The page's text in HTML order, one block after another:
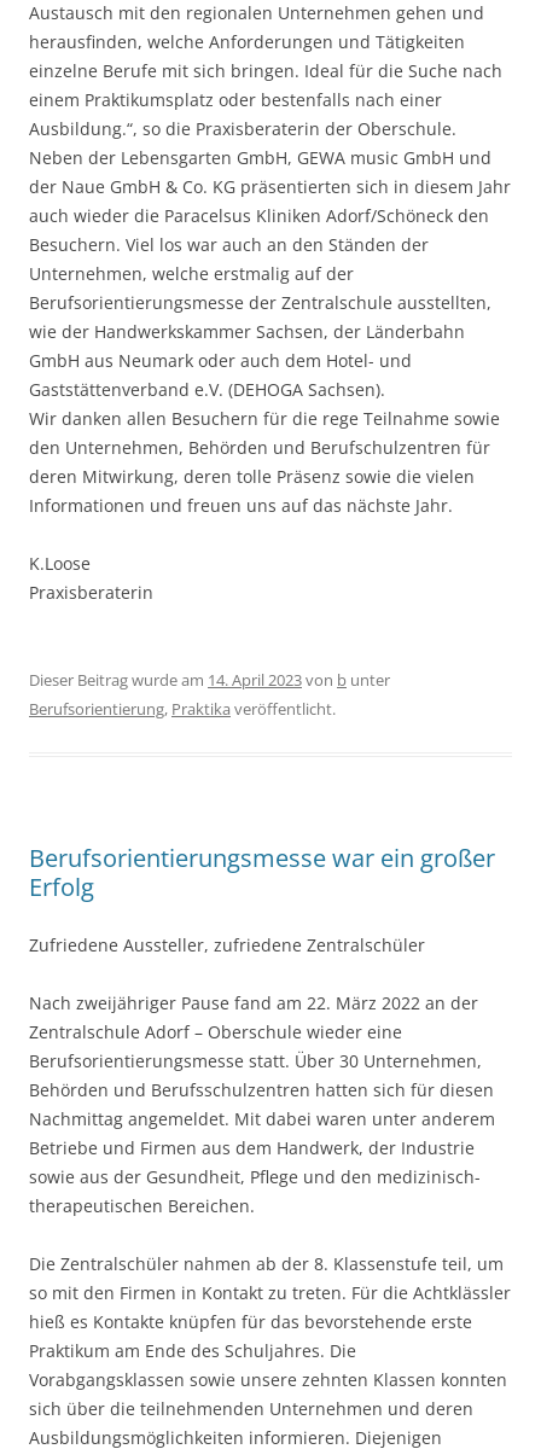
Austausch mit den regionalen Unternehmen gehen und
herausfinden, welche Anforderungen und Tätigkeiten
einzelne Berufe mit sich bringen. Ideal für die Suche nach
einem Praktikumsplatz oder bestenfalls nach einer
Ausbildung.“, so die Praxisberaterin der Oberschule.
Neben der Lebensgarten GmbH, GEWA music GmbH und
der Naue GmbH & Co. KG präsentierten sich in diesem Jahr
auch wieder die Paracelsus Kliniken Adorf/Schöneck den
Besuchern. Viel los war auch an den Ständen der
Unternehmen, welche erstmalig auf der
Berufsorientierungsmesse der Zentralschule ausstellten,
wie der Handwerkskammer Sachsen, der Länderbahn
GmbH aus Neumark oder auch dem Hotel- und
Gaststättenverband e.V. (DEHOGA Sachsen).
Wir danken allen Besuchern für die rege Teilnahme sowie
den Unternehmen, Behörden und Berufschulzentren für
deren Mitwirkung, deren tolle Präsenz sowie die vielen
Informationen und freuen uns auf das nächste Jahr.
K.Loose
Praxisberaterin
Dieser Beitrag wurde am 14. April 2023von b unter
Berufsorientierung, Praktika veröffentlicht.
Berufsorientierungsmesse war ein großer
Erfolg
Zufriedene Aussteller, zufriedene Zentralschüler
Nach zweijähriger Pause fand am 22. März 2022 an der
Zentralschule Adorf – Oberschule wieder eine
Berufsorientierungsmesse statt. Über 30 Unternehmen,
Behörden und Berufsschulzentren hatten sich für diesen
Nachmittag angemeldet. Mit dabei waren unter anderem
Betriebe und Firmen aus dem Handwerk, der Industrie
sowie aus der Gesundheit, Pflege und den medizinisch-
therapeutischen Bereichen.
Die Zentralschüler nahmen ab der 8. Klassenstufe teil, um
so mit den Firmen in Kontakt zu treten. Für die Achtklässler
hieß es Kontakte knüpfen für das bevorstehende erste
Praktikum am Ende des Schuljahres. Die
Vorabgangsklassen sowie unsere zehnten Klassen konnten
sich über die teilnehmenden Unternehmen und deren
Ausbildungsmöglichkeiten informieren. Diejenigen